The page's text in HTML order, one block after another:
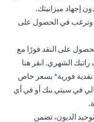
إجهاد ميزانيتك.
وترغب في الحصول على
على النقد فورًا مع
انقر هنا
فورية* بسعر خاص
الحالي في سيتي بنك أو في أي
الديون، تضمن